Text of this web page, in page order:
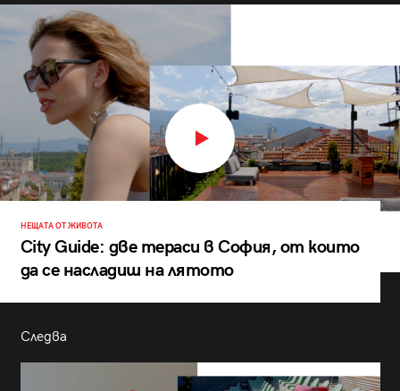
НЕЩАТА ОТ ЖИВОТА
City Guide: две тераси в София, от които
да се насладиш на лятото
Следва